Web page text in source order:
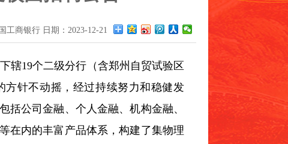
工商银行 日期：2023-12-21
辖19个二级分行（含郑州自贸试验区
方针不动摇，经过持续努力和稳健发
公司金融、个人金融、机构金融、
在内的丰富产品体系，构建了集物理